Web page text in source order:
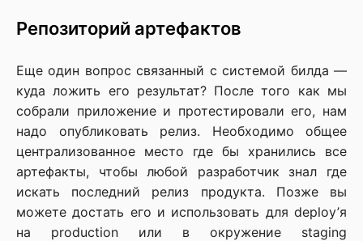
Репозиторий артефактов
Еще один вопрос связанный с системой билда —
куда ложить его результат? После того как мы
собрали приложение и протестировали его, нам
надо опубликовать релиз. Необходимо общее
централизованное место где бы хранились все
артефакты, чтобы любой разработчик знал где
искать последний релиз продукта. Позже вы
можете достать его и использовать для deploy’я
на production или в окружение staging